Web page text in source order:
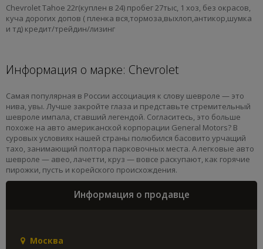
Chevrolet Tahoe 22г(куплен в 24) пробег 27тыс, 1 хоз, без окрасов,
куча дорогих допов ( пленка вся,тормоза,выхлоп,антикор,шумка
и тд) кредит/трейдин/лизинг
Информация о марке: Chevrolet
Самая популярная в России ассоциация к слову шевроле — это
нива, увы. Лучше закройте глаза и представьте стремительный
шевроле импала, ставший легендой. Согласитесь, это больше
похоже на авто американской корпорации General Motors? В
суровых условиях нашей страны полюбился басовито урчащий
тахо, занимающий полтора парковочных места. А легковые авто
шевроле — авео, лачетти, круз — вовсе раскупают, как горячие
пирожки, пусть и корейского происхождения.
Информация о продавце
Москва